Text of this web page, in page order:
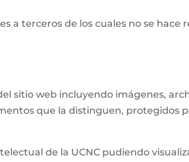
a terceros de los cuales no se hace
sitio web incluyendo imágenes,
que la distinguen, protegidos
de la UCNC pudiendo